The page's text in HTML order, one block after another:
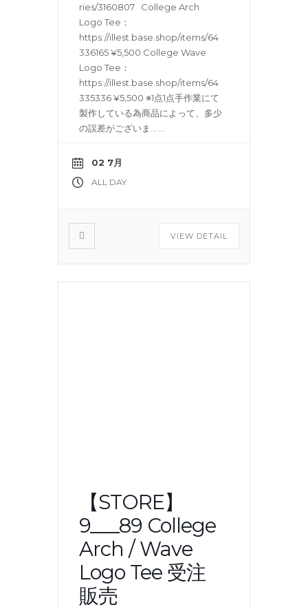
ries/3160807 College Arch
Logo Tee：
https://illest.base.shop/items/64
336165 ¥5,500 College Wave
Logo Tee：
https://illest.base.shop/items/64
335336 ¥5,500 ※1点1点手作業にて
製作している為商品によって、多少
の誤差がございま…
02 7月
ALL DAY
VIEW DETAIL
【STORE】
9___89 College
Arch / Wave
Logo Tee 受注
販売